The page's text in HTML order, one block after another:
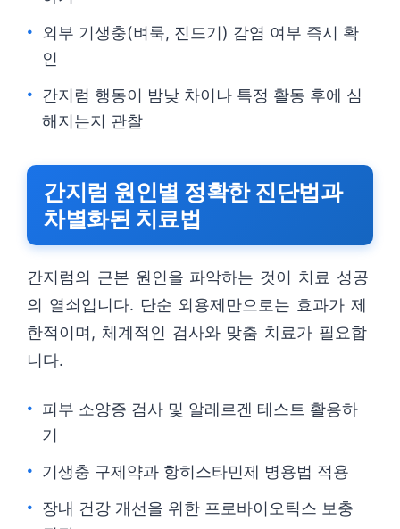
외부 기생충(벼룩, 진드기) 감염 여부 즉시 확
인
간지럼 행동이 밤낮 차이나 특정 활동 후에 심
해지는지 관찰
간지럼 원인별 정확한 진단법과
차별화된 치료법
간지럼의 근본 원인을 파악하는 것이 치료 성공
의 열쇠입니다. 단순 외용제만으로는 효과가 제
한적이며, 체계적인 검사와 맞춤 치료가 필요합
니다.
피부 소양증 검사 및 알레르겐 테스트 활용하
기
기생충 구제약과 항히스타민제 병용법 적용
장내 건강 개선을 위한 프로바이오틱스 보충